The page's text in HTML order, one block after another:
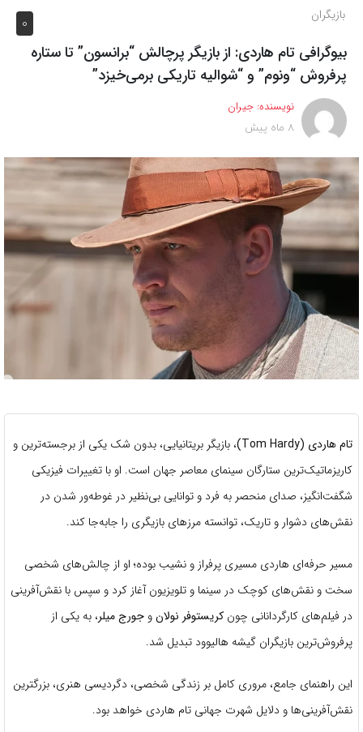
0 بازیگران
بیوگرافی تام هاردی: از بازیگر پرچالش “برانسون” تا ستاره
پرفروش “ونوم” و “شوالیه تاریکی برمی‌خیزد”
نویسنده: جیران
8 ماه پیش
تام هاردی (Tom Hardy)
، بازیگر بریتانیایی، بدون شک یکی از برجسته‌ترین و
کاریزماتیک‌ترین ستارگان سینمای معاصر جهان است. او با تغییرات فیزیکی
شگفت‌انگیز، صدای منحصر به فرد و توانایی بی‌نظیر در غوطه‌ور شدن در
نقش‌های دشوار و تاریک، توانسته مرزهای بازیگری را جابه‌جا کند.
مسیر حرفه‌ای هاردی مسیری پرفراز و نشیب بوده؛ او از چالش‌های شخصی
سخت و نقش‌های کوچک در سینما و تلویزیون آغاز کرد و سپس با نقش‌آفرینی
در فیلم‌های کارگردانانی چون کریستوفر نولانو جورج میلر، به یکی از
پرفروش‌ترین بازیگران گیشه هالیوود تبدیل شد.
این راهنمای جامع، مروری کامل بر زندگی شخصی، دگردیسی هنری، بزرگترین
نقش‌آفرینی‌ها و دلایل شهرت جهانی تام هاردی خواهد بود.